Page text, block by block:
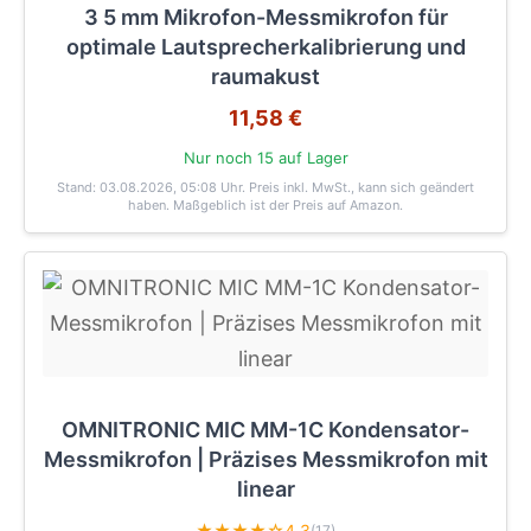
3 5 mm Mikrofon-Messmikrofon für
optimale Lautsprecherkalibrierung und
raumakust
11,58 €
Nur noch 15 auf Lager
Stand: 03.08.2026, 05:08 Uhr. Preis inkl. MwSt., kann sich geändert
haben. Maßgeblich ist der Preis auf Amazon.
OMNITRONIC MIC MM-1C Kondensator-
Messmikrofon | Präzises Messmikrofon mit
linear